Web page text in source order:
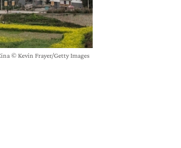
© Kevin Frayer/Getty Images